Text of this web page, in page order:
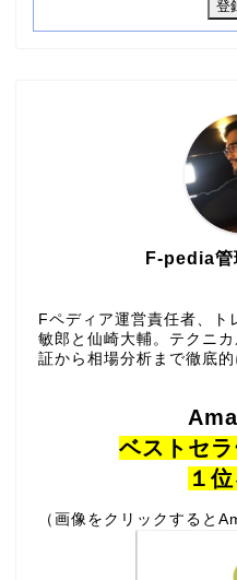
F-pedia
Fペディア運営責任者、ト
敏郎と仙崎大輔。テクニ
証から相場分析まで徹底的
ベストセ
１
（画像をクリックすると